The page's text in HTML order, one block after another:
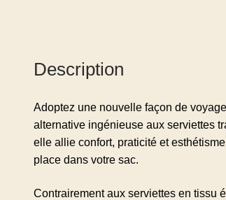
Description
Adoptez une nouvelle façon de
alternative ingénieuse aux serviettes
elle allie confort, praticité et
place dans votre sac.
Contrairement aux serviettes en tissu